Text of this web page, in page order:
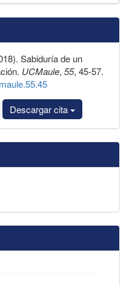
Sabiduría de un
UCMaule, 55, 45-57.
Descargar cita